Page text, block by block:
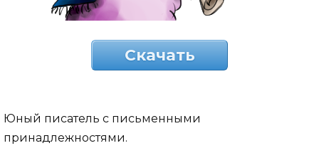
Скачать
Юный писатель с письменными
принадлежностями.